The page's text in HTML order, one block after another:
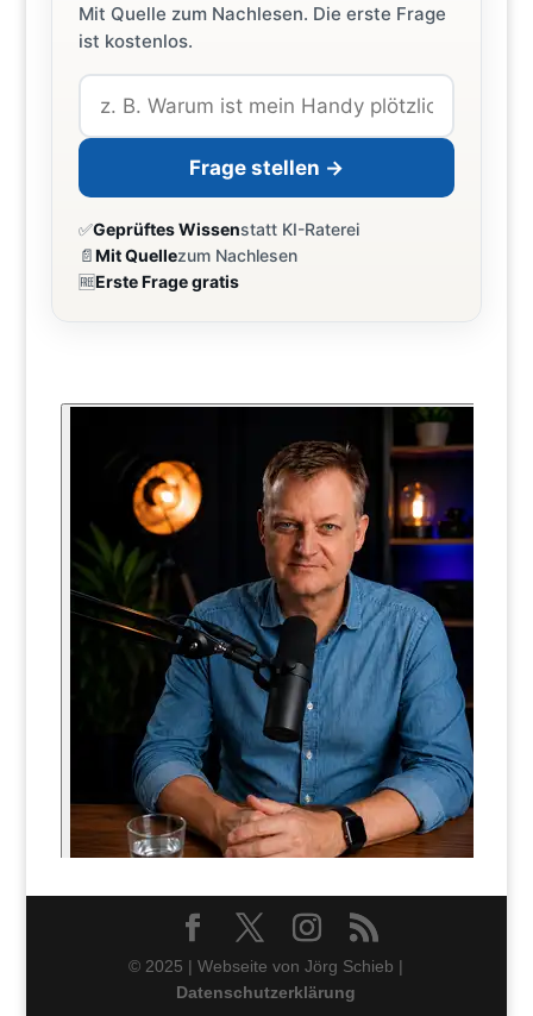
Mit Quelle zum Nachlesen. Die erste Frage
ist kostenlos.
Frage stellen →
✅Geprüftes Wissenstatt KI-Raterei
📄Mit Quellezum Nachlesen
🆓Erste Frage gratis
© 2025 | Webseite von Jörg Schieb |
Datenschutzerklärung